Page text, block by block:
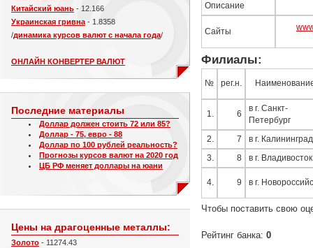
Китайский юань - 12.166
Украинская гривна - 1.8358
/динамика курсов валют с начала года/
ОНЛАЙН КОНВЕРТЕР ВАЛЮТ
Последние материалы
Доллар должен стоить 72 или 85?
Доллар - 75, евро - 88
Доллар по 100 рублей реальность?
Прогнозы курсов валют на 2020 год
ЦБ РФ меняет доллары на юани
Цены на драгоценные металлы:
Золото - 11274.43
Описание
Сайты
Филиалы:
№ рег.н.
1. 6
в г. Санкт-
Петербург
2. 7 в г. Калининград
3. 8 в г. Владивосток
4. 9 в г.
Чтобы поставить свою
Рейтинг банка: 0